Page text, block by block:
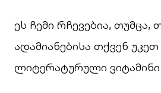
ეს ჩემი რჩევებია, თუმცა,
ადამიანებისა თქვენ
ლიტერატურული ვიტამინი